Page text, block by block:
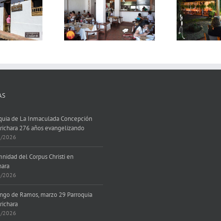
Restaurante
Restaurante «Las
Cruces»
de La Inmaculada Concepción
276 años evangelizando
2026
del Corpus Christi en
2026
de Ramos, marzo 29 Parroquia
2026